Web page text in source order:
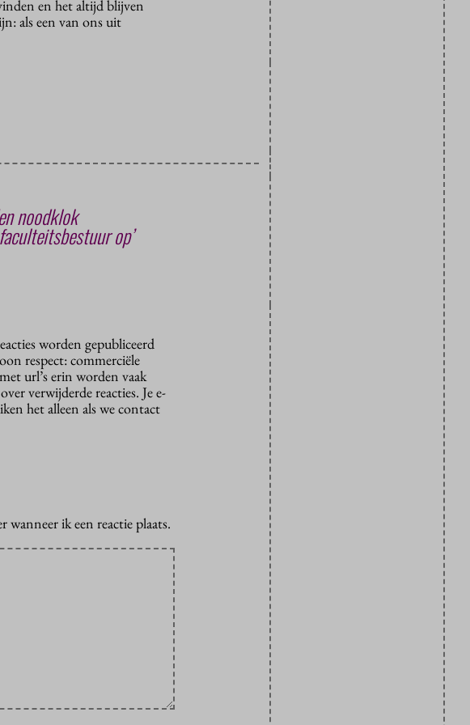
en het altijd blijven
als een van ons uit
noodklok
op’
worden gepubliceerd
respect: commerciële
url’s erin worden vaak
verwijderde reacties. Je e-
het alleen als we contact
wanneer ik een reactie plaats.